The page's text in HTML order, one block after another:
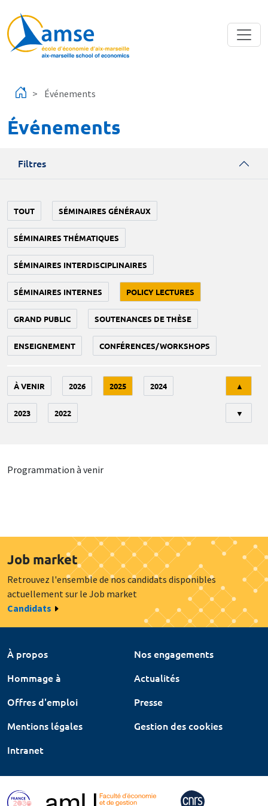
Événements
Événements
Filtres
TOUT SÉMINAIRES GÉNÉRAUX
SÉMINAIRES THÉMATIQUES
SÉMINAIRES INTERDISCIPLINAIRES
SÉMINAIRES INTERNES POLICY LECTURES
GRAND PUBLIC SOUTENANCES DE THÈSE
ENSEIGNEMENT CONFÉRENCES/WORKSHOPS
À VENIR 2026 2025 2024
2023 2022
▲
▼
Programmation à venir
Job market
Retrouvez l'ensemble de nos candidats disponibles
actuellement sur le Job market
Candidats
À propos
Nos engagements
Hommage à
Actualités
Offres d'emploi
Presse
Mentions légales
Gestion des cookies
Intranet